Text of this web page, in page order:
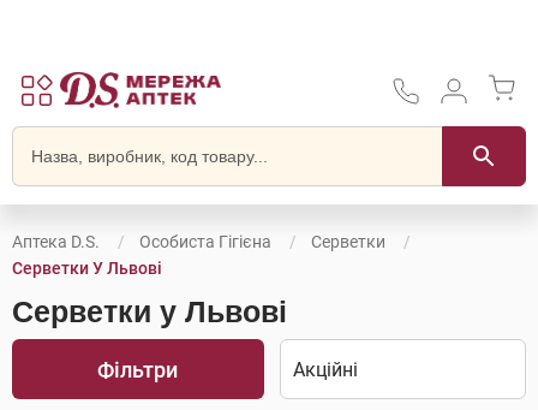
Аптека D.S. Особиста Гігієна
Серветки
Серветки У Львові
Серветки у Львові
Фільтри